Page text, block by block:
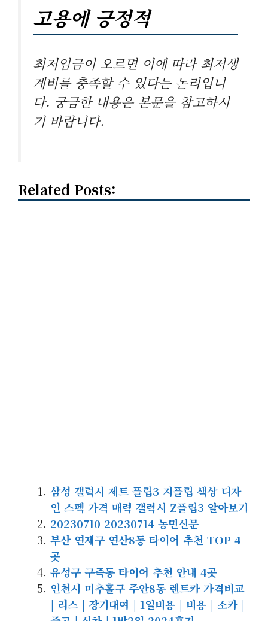
고용에 긍정적
최저임금이 오르면 이에 따라 최저생
계비를 충족할 수 있다는 논리입니
다. 궁금한 내용은 본문을 참고하시
기 바랍니다.
Related Posts:
삼성 갤럭시 제트 플립3 지플립 ​색상 디자
인 스펙 가격 매력 갤럭시 Z플립3 알아보기​
20230710 20230714 농민신문
부산 연제구 연산8동 타이어 추천 TOP 4
곳
유성구 구즉동 타이어 추천 안내 4곳
인천시 미추홀구 주안8동 렌트카 가격비교
| 리스 | 장기대여 | 1일비용 | 비용 | 소카 |